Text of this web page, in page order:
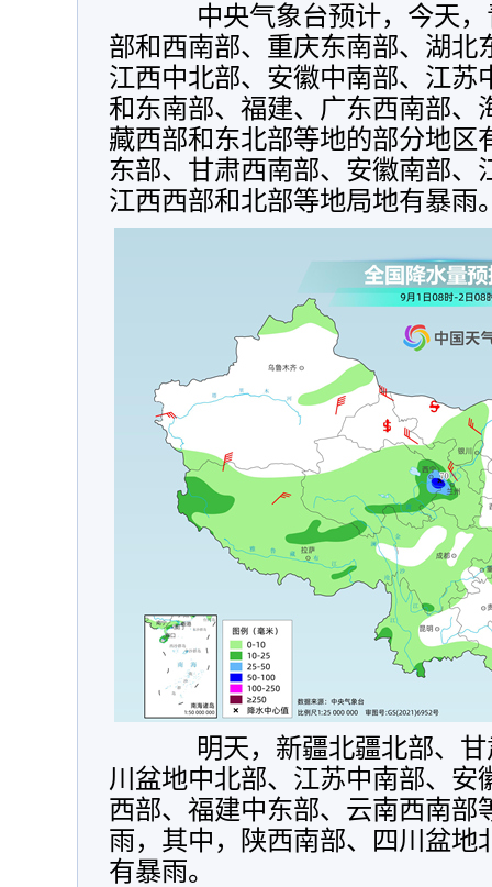
中央气象台预计，今天，
部和西南部、重庆东南部、湖北
江西中北部、安徽中南部、江苏
和东南部、福建、广东西南部、
藏西部和东北部等地的部分地区
东部、甘肃西南部、安徽南部、
江西西部和北部等地局地有暴雨
明天， 新疆北疆北部、
川盆地中北部、江苏中南部、安
西部、福建中东部、云南西南部
雨，其中，陕西南部、
四川盆地
有暴雨。